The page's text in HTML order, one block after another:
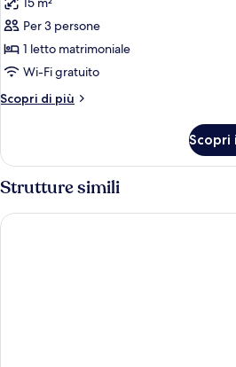
le
foto
per
Doppia
Economy,
1
matrimoniale
Per 3 persone
1 letto matrimoniale
Wi-Fi gratuito
Scopri di più
Altri
Economy,
letto
Scopri
Strutture simili
Grand Hotel Santa Maria